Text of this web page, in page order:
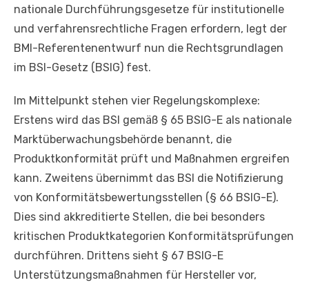
nationale Durchführungsgesetze für institutionelle
und verfahrensrechtliche Fragen erfordern, legt der
BMI-Referentenentwurf nun die Rechtsgrundlagen
im BSI-Gesetz (BSIG) fest.
Im Mittelpunkt stehen vier Regelungskomplexe:
Erstens wird das BSI gemäß § 65 BSIG-E als nationale
Marktüberwachungsbehörde benannt, die
Produktkonformität prüft und Maßnahmen ergreifen
kann. Zweitens übernimmt das BSI die Notifizierung
von Konformitätsbewertungsstellen (§ 66 BSIG-E).
Dies sind akkreditierte Stellen, die bei besonders
kritischen Produktkategorien Konformitätsprüfungen
durchführen. Drittens sieht § 67 BSIG-E
Unterstützungsmaßnahmen für Hersteller vor,